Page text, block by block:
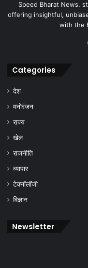
Speed Bharat News.
offering insightful,
with the
Categories
देश
मनोरंजन
राज्य
खेल
राजनीति
व्यापार
टेक्नॉलॉजी
विज्ञान
Newsletter